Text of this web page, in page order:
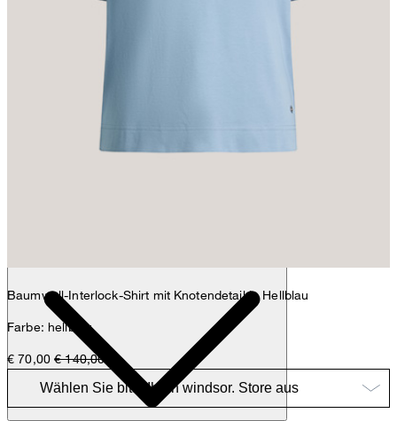
Baumwoll-Interlock-Shirt mit Knotendetail in Hellblau
Farbe: hellblau
€ 70,00 € 140,00